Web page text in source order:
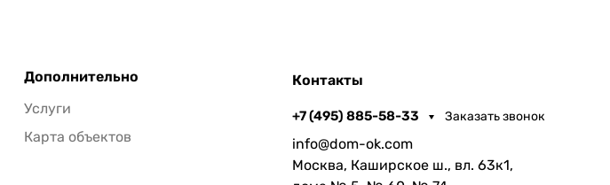
Дополнительно
Услуги
Карта объектов
Контакты
+7 (495) 885-58-33 Заказать звонок
info@dom-ok.com
Москва, Каширское ш., вл. 63к1,